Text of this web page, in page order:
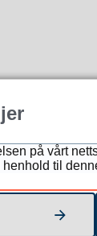
på vårt
henhold til